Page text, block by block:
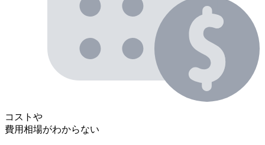
コストや
費用相場がわからない